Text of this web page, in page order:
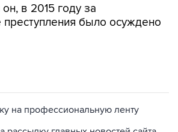
в 2015 году за
было осуждено
на профессиональную ленту